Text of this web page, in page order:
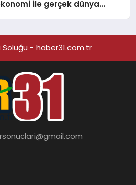
ile gerçek dünya
Soluğu - haber31.com.tr